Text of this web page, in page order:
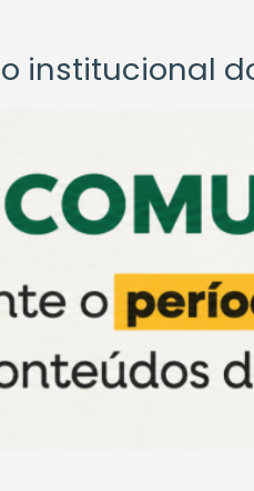
institucional